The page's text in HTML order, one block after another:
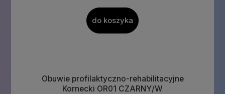
do koszyka
Obuwie profilaktyczno-rehabilitacyjne
Kornecki OR01 CZARNY/W